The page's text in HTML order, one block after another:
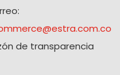
de transparencia